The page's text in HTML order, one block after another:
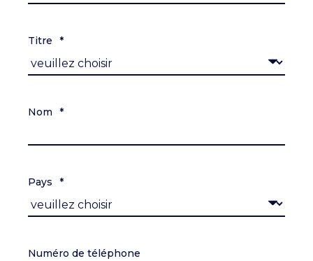
Titre *
Nom *
Pays *
Numéro de téléphone